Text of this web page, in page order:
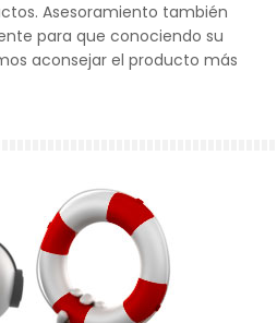
Asesoramiento también
para que conociendo su
aconsejar el producto más